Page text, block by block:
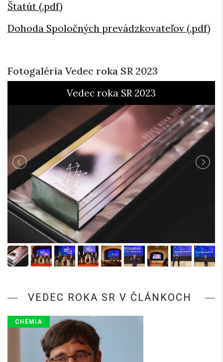
Štatút (.pdf)
Dohoda Spoločných prevádzkovateľov (.pdf)
Fotogaléria Vedec roka SR 2023
Vedec roka SR 2023
VEDEC ROKA SR V ČLÁNKOCH
CHÉMIA